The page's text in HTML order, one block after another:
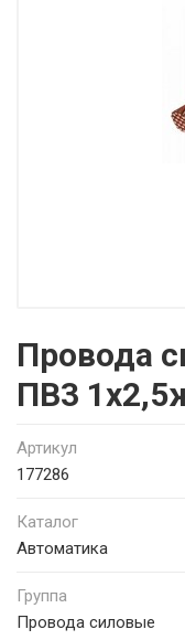
Провода
ПВ3
Артикул
177286
Каталог
Автоматика
Группа
Провода силовые